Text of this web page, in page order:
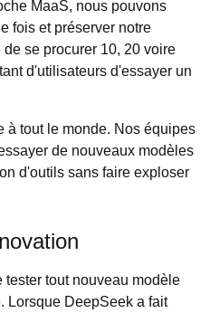
MaaS, nous pouvons
fois et préserver notre
se procurer 10, 20 voire
d'utilisateurs d'essayer un
à tout le monde. Nos équipes
de nouveaux modèles
d'outils sans faire exploser
tester tout nouveau modèle
Lorsque DeepSeek a fait